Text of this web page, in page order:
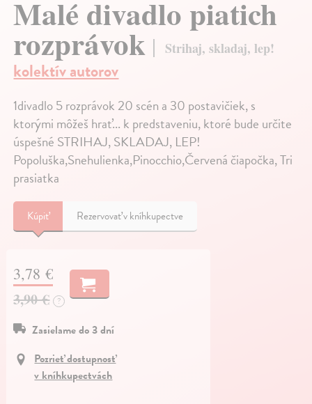
Malé divadlo piatich
rozprávok Strihaj, skladaj, lep!
kolektív autorov
1divadlo 5 rozprávok 20 scén a 30 postavičiek, s
ktorými môžeš hrať... k predstaveniu, ktoré bude určite
úspešné STRIHAJ, SKLADAJ, LEP!
Popoluška,Snehulienka,Pinocchio,Červená čiapočka, Tri
prasiatka
Kúpiť Rezervovať v kníhkupectve
3,78 €
3,90 € ?
Zasielame do 3 dní
Pozrieť dostupnosť
v kníhkupectvách